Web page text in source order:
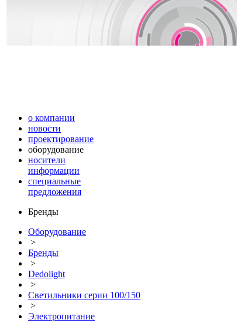
о компании
новости
проектирование
оборудование
носители
информации
специальные
предложения
Бренды
Оборудование
>
Бренды
>
Dedolight
>
Светильники серии 100/150
>
Электропитание